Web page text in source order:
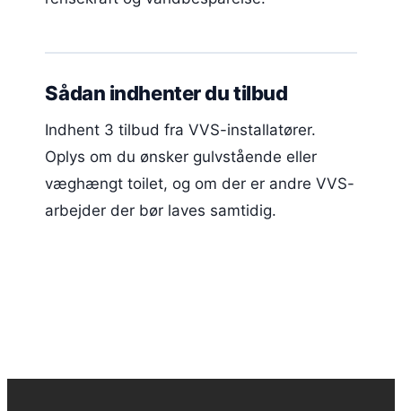
Sådan indhenter du tilbud
Indhent 3 tilbud fra VVS-installatører.
Oplys om du ønsker gulvstående eller
væghængt toilet, og om der er andre VVS-
arbejder der bør laves samtidig.